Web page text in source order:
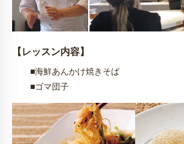
【レッスン内容】
■海鮮あんかけ焼きそば
■ゴマ団子